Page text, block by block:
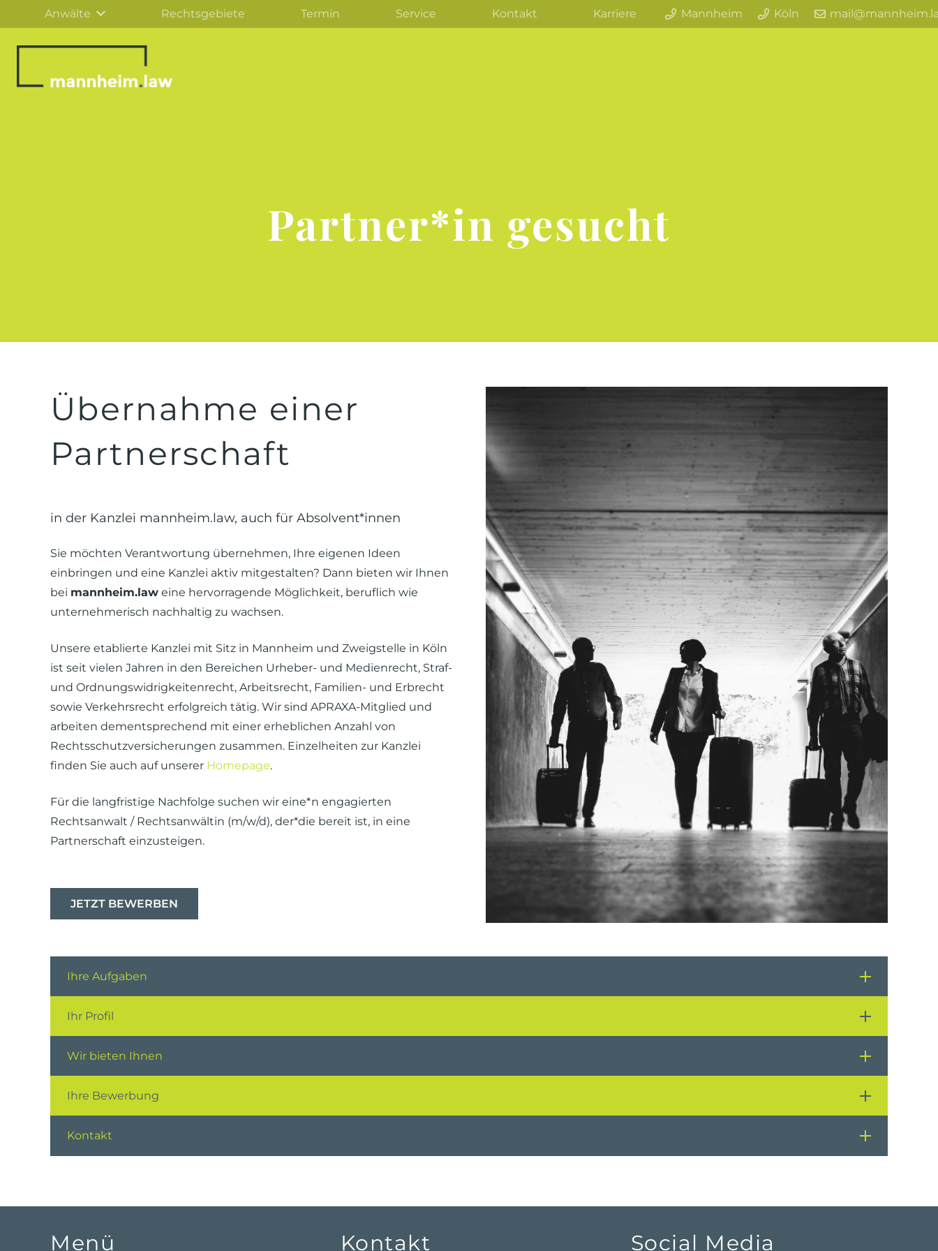
Anwälte Rechtsgebiete Termin Service Kontakt Karriere Mannheim Köln
Partner*in gesucht
Übernahme einer
Partnerschaft
in der Kanzlei mannheim.law, auch für Absolvent*innen
Sie möchten Verantwortung übernehmen, Ihre eigenen Ideen
einbringen und eine Kanzlei aktiv mitgestalten? Dann bieten wir Ihnen
bei mannheim.law eine hervorragende Möglichkeit, beruflich wie
unternehmerisch nachhaltig zu wachsen.
Unsere etablierte Kanzlei mit Sitz in Mannheim und Zweigstelle in Köln
ist seit vielen Jahren in den Bereichen Urheber- und Medienrecht, Straf-
und Ordnungswidrigkeitenrecht, Arbeitsrecht, Familien- und Erbrecht
sowie Verkehrsrecht erfolgreich tätig. Wir sind APRAXA-Mitglied und
arbeiten dementsprechend mit einer erheblichen Anzahl von
Rechtsschutzversicherungen zusammen. Einzelheiten zur Kanzlei
finden Sie auch auf unserer Homepage.
Für die langfristige Nachfolge suchen wir eine*n engagierten
Rechtsanwalt / Rechtsanwältin (m/w/d), der*die bereit ist, in eine
Partnerschaft einzusteigen.
JETZT BEWERBEN
Ihre Aufgaben
Ihr Profil
Wir bieten Ihnen
Ihre Bewerbung
Kontakt
Menü Kontakt Social Media